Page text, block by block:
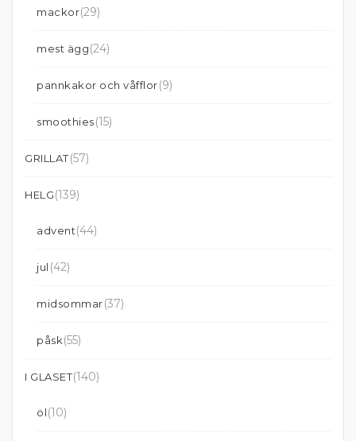
mackor(29)
mest ägg(24)
pannkakor och våfflor(9)
smoothies(15)
GRILLAT(57)
HELG(139)
advent(44)
jul (42)
midsommar(37)
påsk(55)
I GLASET(140)
öl(10)